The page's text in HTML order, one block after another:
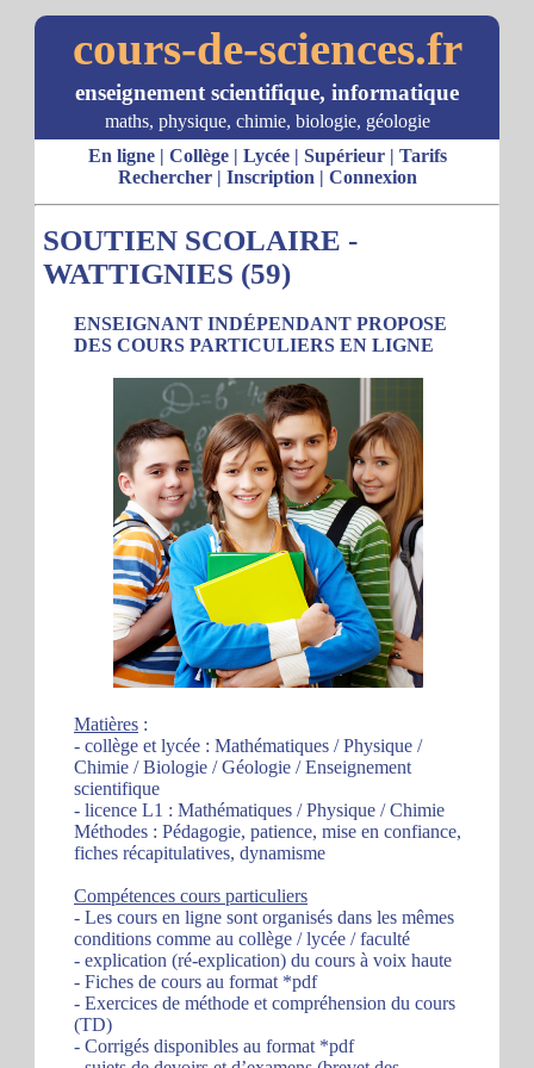
cours-de-sciences.fr
enseignement scientifique, informatique
maths, physique, chimie, biologie, géologie
En ligne| Collège| Lycée| Supérieur| Tarifs
Rechercher| Inscription | Connexion
SOUTIEN SCOLAIRE -
WATTIGNIES (59)
ENSEIGNANT INDÉPENDANT PROPOSE
DES COURS PARTICULIERS EN LIGNE
Matières :
- collège et lycée : Mathématiques / Physique /
Chimie / Biologie / Géologie / Enseignement
scientifique
- licence L1 : Mathématiques / Physique / Chimie
Méthodes : Pédagogie, patience, mise en confiance,
fiches récapitulatives, dynamisme
Compétences cours particuliers
- Les cours en ligne sont organisés dans les mêmes
conditions comme au collège / lycée / faculté
- explication (ré-explication) du cours à voix haute
- Fiches de cours au format *pdf
- Exercices de méthode et compréhension du cours
(TD)
- Corrigés disponibles au format *pdf